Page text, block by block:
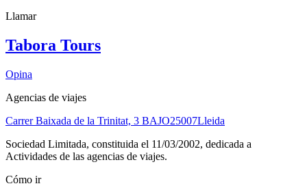
Llamar
Tabora Tours
Opina
Agencias de viajes
Carrer Baixada de la Trinitat, 3 BAJO25007Lleida
Sociedad Limitada, constituida el 11/03/2002, dedicada a
Actividades de las agencias de viajes.
Cómo ir